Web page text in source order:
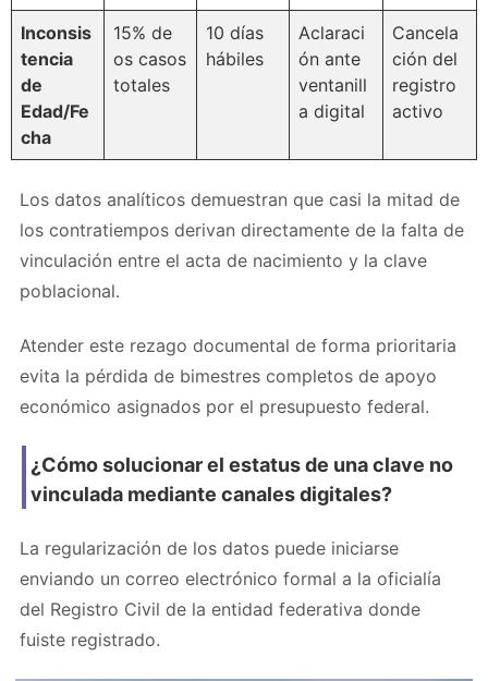
Inconsis
tencia
de
Edad/Fe
cha
15% de
os casos
totales
10 días
hábiles
Aclaraci
ón ante
ventanill
a digital
Cancela
ción del
registro
activo
Los datos analíticos demuestran que casi la mitad de
los contratiempos derivan directamente de la falta de
vinculación entre el acta de nacimiento y la clave
poblacional.
Atender este rezago documental de forma prioritaria
evita la pérdida de bimestres completos de apoyo
económico asignados por el presupuesto federal.
¿Cómo solucionar el estatus de una clave no
vinculada mediante canales digitales?
La regularización de los datos puede iniciarse
enviando un correo electrónico formal a la oficialía
del Registro Civil de la entidad federativa donde
fuiste registrado.